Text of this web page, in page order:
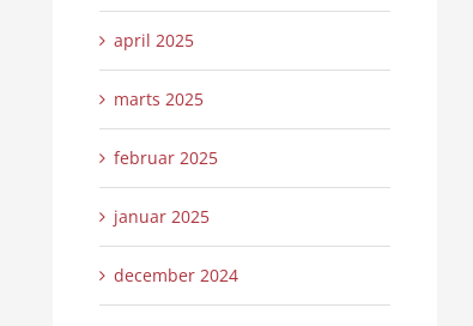
april 2025
marts 2025
februar 2025
januar 2025
december 2024